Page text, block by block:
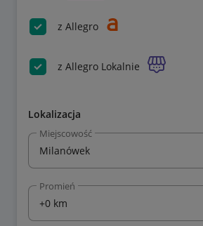
z Allegro
z Allegro Lokalnie
Lokalizacja
Miejscowość
Promień